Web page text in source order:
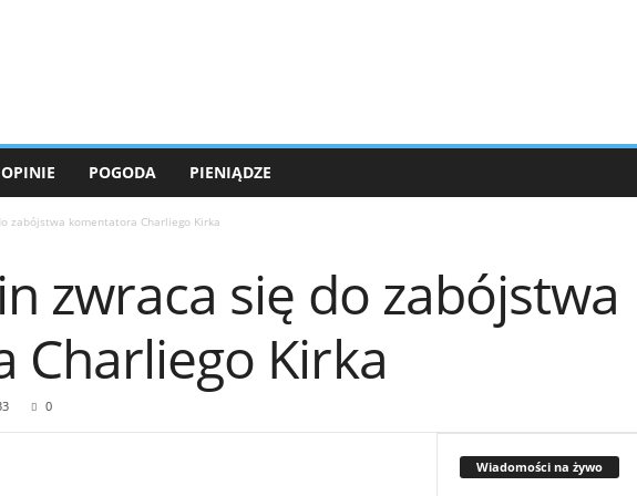
OPINIE POGODA PIENIĄDZE
zabójstwa komentatora Charliego Kirka
zwraca się do zabójstwa
Charliego Kirka
0
Wiadomości na żywo